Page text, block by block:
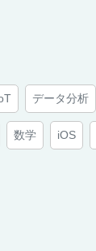
データ分析
数学 iOS